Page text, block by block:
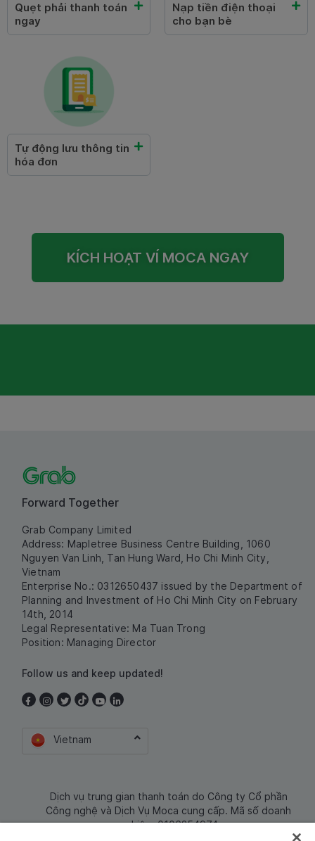
Quẹt phải thanh toán
ngay
Nạp tiền điện thoại
cho bạn bè
Tự động lưu thông tin
hóa đơn
KÍCH HOẠT VÍ MOCA NGAY
Forward Together
Grab Company Limited
Address: Mapletree Business Centre Building, 1060
Nguyen Van Linh, Tan Hung Ward, Ho Chi Minh City,
Vietnam
Enterprise No.: 0312650437 issued by the Department of
Planning and Investment of Ho Chi Minh City on February
14th, 2014
Legal Representative: Ma Tuan Trong
Position: Managing Director
Follow us and keep updated!
Vietnam
Dịch vụ trung gian thanh toán do Công ty Cổ phần
Công nghệ và Dịch Vụ Moca cung cấp. Mã số doanh
nghiệp: 0106254974